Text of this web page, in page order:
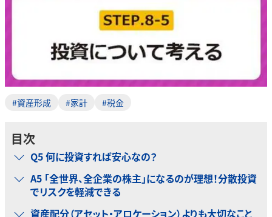
#資産形成 #家計 #税金
目次
Q5 何に投資すれば安心なの？
A5 「全世界、全企業の株主」になるのが理想！分散投資
でリスクを軽減できる
資産配分（アセット・アロケーション）よりも大切なこと